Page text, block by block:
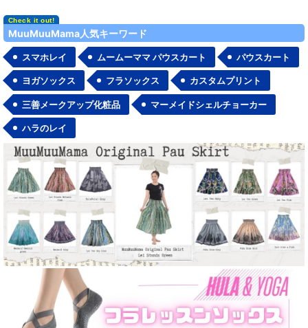
MuuMuuMama人気キーワード
スマホレイ ムームーママ パウスカート パウスカート
ヨガソックス フラソックス カスタムプリント
三善メークアップ化粧品 マーメイドシェルチョーカー
ハラのレイ